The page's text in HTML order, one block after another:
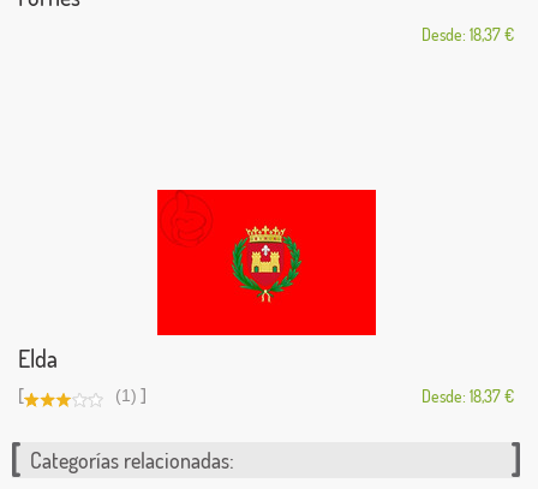
Desde: 18,37 €
Elda
[ (1) ] Desde: 18,37 €
Categorías relacionadas: